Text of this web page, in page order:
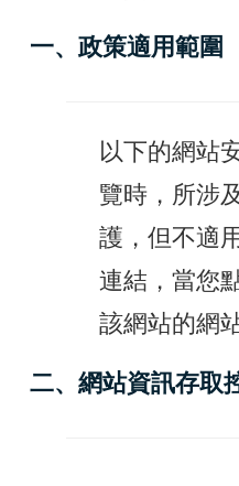
一、政策適用範圍
以下的網站
覽時，所涉
護，但不適
連結，當您
該網站的網
二、網站資訊存取